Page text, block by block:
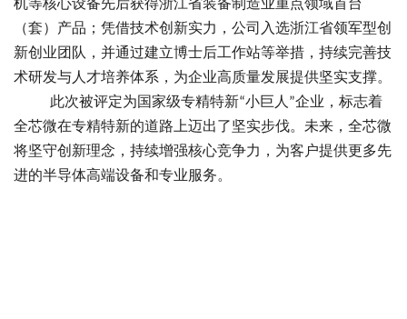
机等核心设备先后获得浙江省装备制造业重点领域首台
（套）产品；凭借技术创新实力，公司入选浙江省领军型创
新创业团队，并通过建立博士后工作站等举措，持续完善技
术研发与人才培养体系，为企业高质量发展提供坚实支撑。
此次被评定为国家级专精特新“小巨人 ”企业，标志着
全芯微在专精特新的道路上迈出了坚实步伐。未来，全芯微
将坚守创新理念，持续增强核心竞争力，为客户提供更多先
进的半导体高端设备和专业服务。